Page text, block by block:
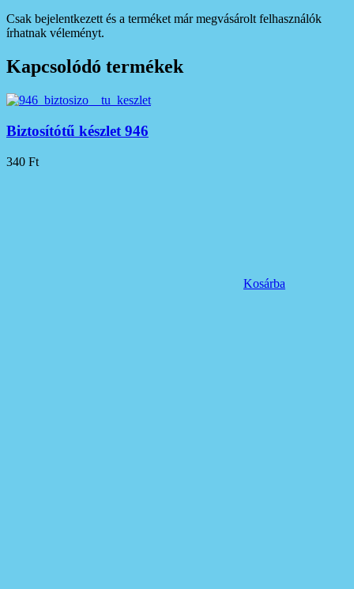
Csak bejelentkezett és a terméket már megvásárolt felhasználók
írhatnak véleményt.
Kapcsolódó termékek
Biztosítótű készlet 946
340 Ft
Kosárba